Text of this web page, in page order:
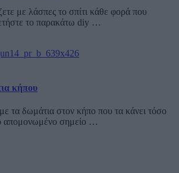
με λάσπες το σπίτι κάθε φορά που
το παρακάτω diy …
κήπου
με τα δωμάτια στον κήπο που τα κάνει τόσο
απομονωμένο σημείο …